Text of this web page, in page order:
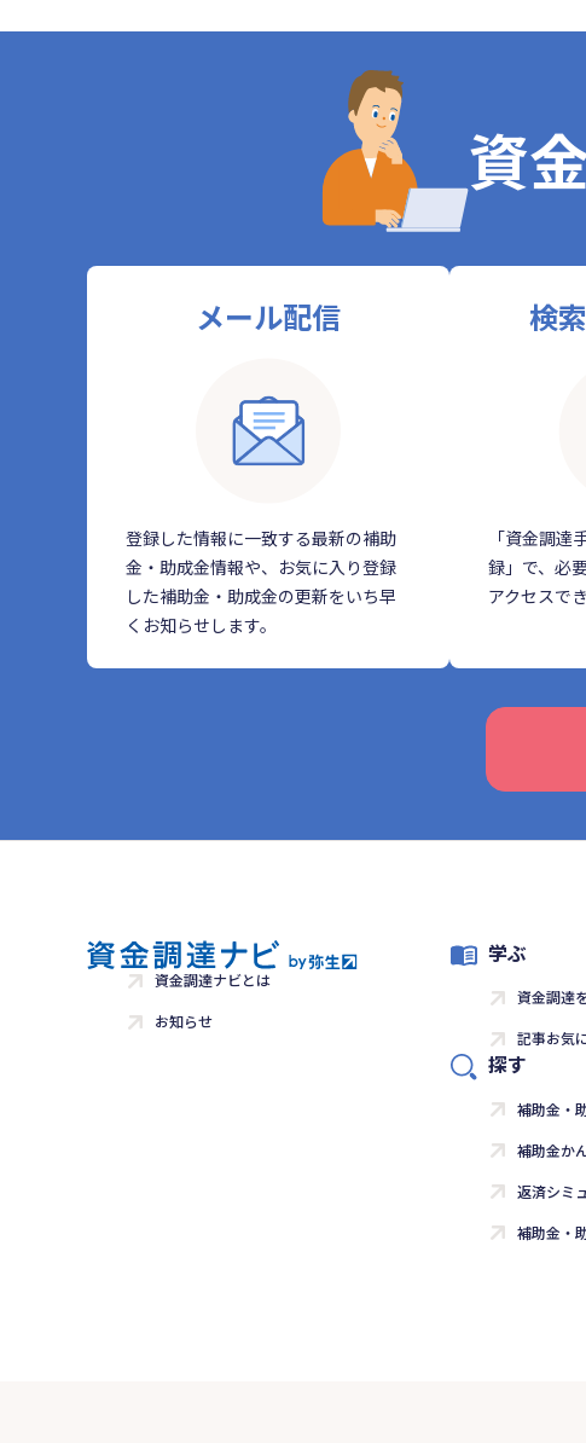
資
メール配信
登録した情報に一致する最新の補助
金・助成金情報や、お気に入り登録
した補助金・助成金の更新をいち早
くお知らせします。
検
「資金調達
録」で、必
アクセスでき
資金調達ナビとは
お知らせ
学ぶ
資金調達
記事お気
探す
補助金・
補助金か
返済シミ
補助金・